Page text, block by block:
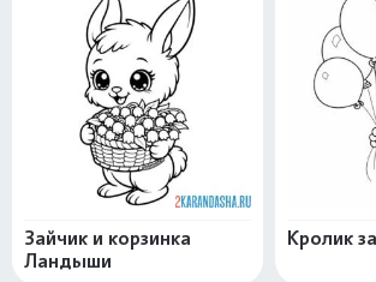
Зайчик и корзинка
Ландыши
Кролик